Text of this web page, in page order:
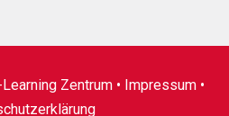
Zentrum • Impressum•